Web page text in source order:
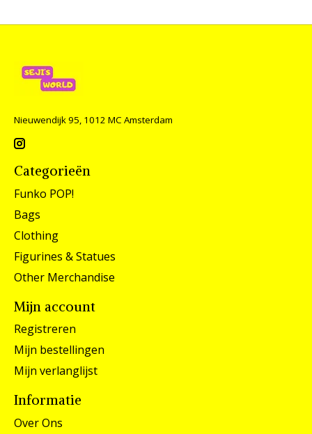
Nieuwendijk 95, 1012 MC Amsterdam
Categorieën
Funko POP!
Bags
Clothing
Figurines & Statues
Other Merchandise
Mijn account
Registreren
Mijn bestellingen
Mijn verlanglijst
Informatie
Over Ons